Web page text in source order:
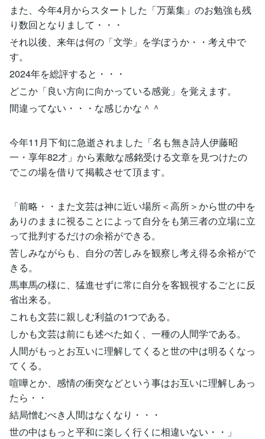
また、今年4月からスタートした「万葉集」のお勉強も残
り数回となりまして・・・
それ以後、来年は何の「文学」を学ぼうか・・考え中で
す。
2024年を総評すると・・・
どこか「良い方向に向かっている感覚」を覚えます。
間違ってない・・・な感じかな＾＾
今年11月下旬に急逝されました「名も無き詩人伊藤昭
一・享年82才」から素敵な感銘受ける文章を見つけたの
でこの場を借りて掲載させて頂ます。
「前略・・また文芸は神に近い場所＜高所＞から世の中を
ありのままに視ることによって自分をも第三者の立場に立
って批判するだけの余裕ができる。
苦しみながらも、自分の苦しみを観察し考え得る余裕がで
きる。
馬車馬の様に、猛進せずに常に自分を客観視するごとに反
省出来る。
これも文芸に親しむ利益の1つである。
しかも文芸は前にも述べた如く、一種の人間学である。
人間がもっとお互いに理解してくると世の中は明るくなっ
てくる。
喧嘩とか、感情の衝突などという事はお互いに理解しあっ
たら・・
結局憎むべき人間はなくなり・・・
世の中はもっと平和に楽しく行くに相違いない・・」